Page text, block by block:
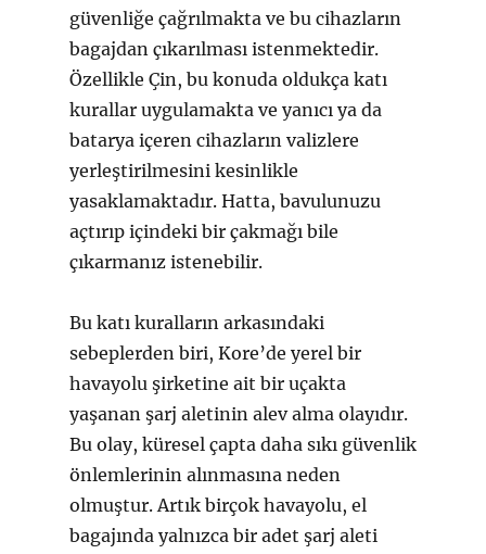
güvenliğe çağrılmakta ve bu cihazların
bagajdan çıkarılması istenmektedir.
Özellikle Çin, bu konuda oldukça katı
kurallar uygulamakta ve yanıcı ya da
batarya içeren cihazların valizlere
yerleştirilmesini kesinlikle
yasaklamaktadır. Hatta, bavulunuzu
açtırıp içindeki bir çakmağı bile
çıkarmanız istenebilir.
Bu katı kuralların arkasındaki
sebeplerden biri, Kore’de yerel bir
havayolu şirketine ait bir uçakta
yaşanan şarj aletinin alev alma olayıdır.
Bu olay, küresel çapta daha sıkı güvenlik
önlemlerinin alınmasına neden
olmuştur. Artık birçok havayolu, el
bagajında yalnızca bir adet şarj aleti